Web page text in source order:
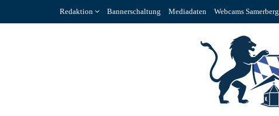
Redaktion Bannerschaltung Mediadaten Webcams Samerberg